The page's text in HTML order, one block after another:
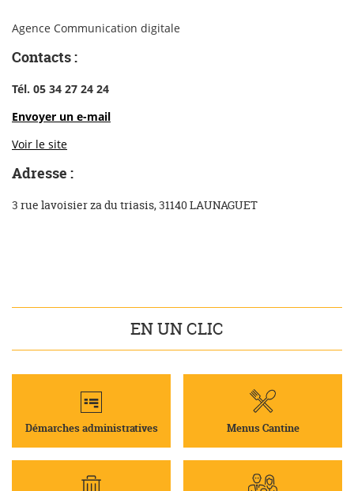
Agence Communication digitale
Contacts :
Tél. 05 34 27 24 24
Envoyer un e-mail
Voir le site
Adresse :
3 rue lavoisier za du triasis, 31140 LAUNAGUET
EN UN CLIC
Démarches administratives Menus Cantine